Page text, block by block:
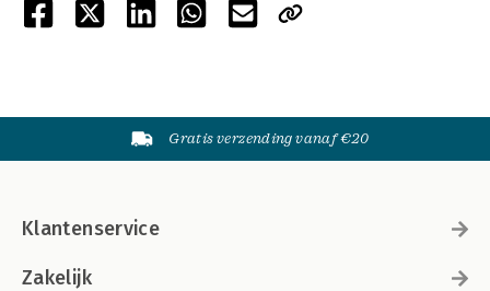
Gratis verzending vanaf €20
Klantenservice
Zakelijk